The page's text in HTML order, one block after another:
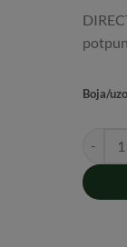
Boja/